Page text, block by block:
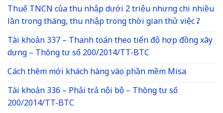
Thuế TNCN của thu nhập dưới 2 triệu nhưng chi nhiều
lần trong tháng, thu nhập trong thời gian thử việc ?
Tài khoản 337 – Thanh toán theo tiến độ hợp đồng xây
dựng – Thông tư số 200/2014/TT-BTC
Cách thêm mới khách hàng vào phần mềm Misa
Tài khoản 336 – Phải trả nội bộ – Thông tư số
200/2014/TT-BTC